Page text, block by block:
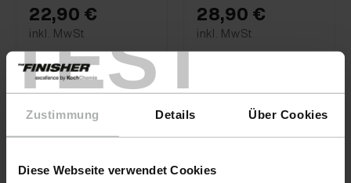
TEST
Zustimmung Details Über Cookies
Diese Webseite verwendet Cookies
22,90 €
inkl. MwSt
28,90 €
inkl. MwSt